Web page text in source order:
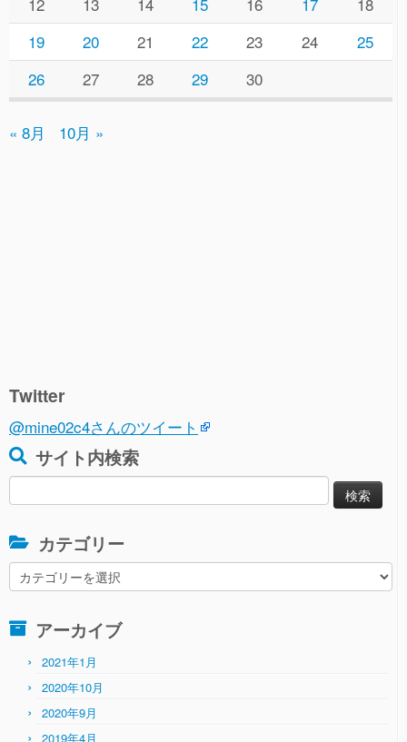
19
20 21 22 23 24
25
26
27 28 29 30
« 8月 10月 »
Twitter
@mine02c4さんのツイート
サイト内検索
検
索:
カテゴリー
カ
テ
リ
アーカイブ
2021年1月
2020年10月
2020年9月
2019年4月